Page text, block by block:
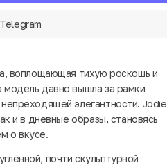
воплощающая тихую роскошь и
давно вышла за рамки
элегантности. Jodie
и в дневные образы, становясь
о вкусе.
почти скульптурной